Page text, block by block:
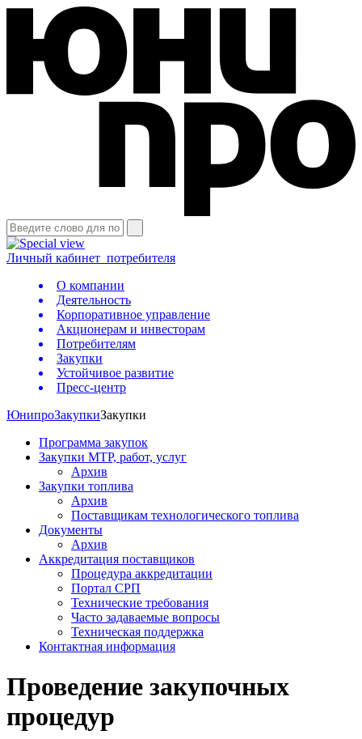
Личный кабинет потребителя
О компании
Деятельность
Корпоративное управление
Акционерам и инвесторам
Потребителям
Закупки
Устойчивое развитие
Пресс-центр
ЮнипроЗакупкиЗакупки
Программа закупок
Закупки МТР, работ, услуг
Архив
Закупки топлива
Архив
Поставщикам технологического топлива
Документы
Архив
Аккредитация поставщиков
Процедура аккредитации
Портал СРП
Технические требования
Часто задаваемые вопросы
Техническая поддержка
Контактная информация
Проведение закупочных
процедур